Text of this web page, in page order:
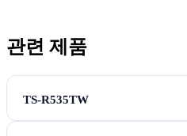
관련 제품
TS-R535TW